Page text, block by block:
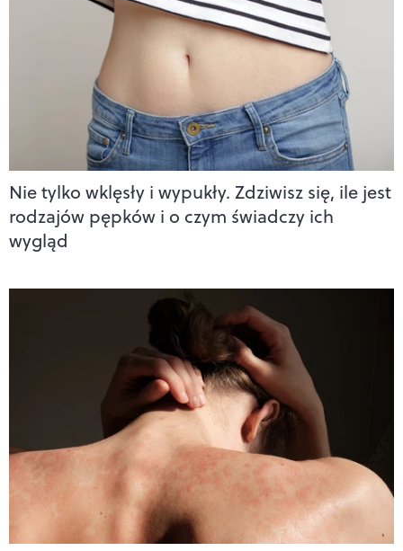
Nie tylko wklęsły i wypukły. Zdziwisz się, ile jest
rodzajów pępków i o czym świadczy ich
wygląd